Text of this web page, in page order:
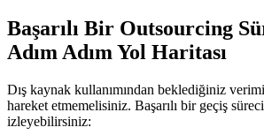
Başarılı Bir Outsourcing
Adım Adım Yol Haritası
Dış kaynak kullanımından beklediğiniz
hareket etmemelisiniz. Başarılı bir geçiş
izleyebilirsiniz: